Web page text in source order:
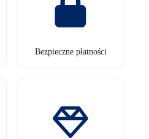
Bezpieczne płatności